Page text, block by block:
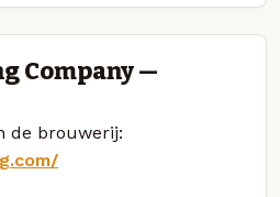
Company —
de brouwerij: